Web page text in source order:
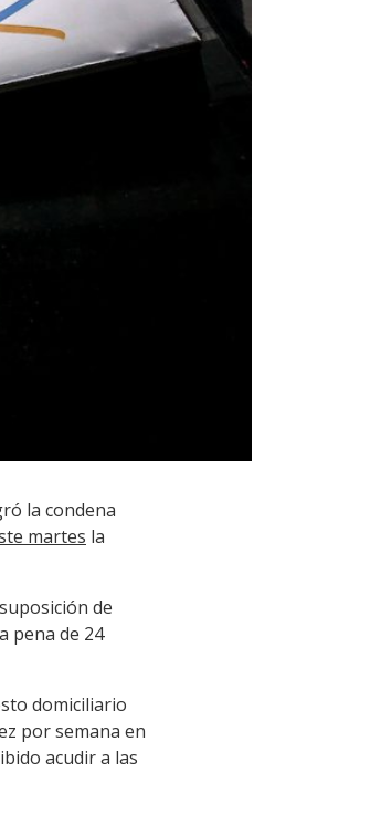
la condena
martes la
de
pena de 24
domiciliario
por semana en
acudir a las